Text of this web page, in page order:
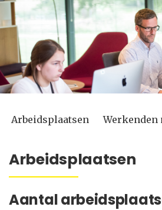
Arbeidsplaatsen Werkenden
Arbeidsplaatsen
Aantal